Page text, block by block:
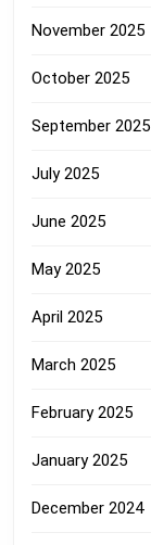
November 2025
October 2025
September 2025
July 2025
June 2025
May 2025
April 2025
March 2025
February 2025
January 2025
December 2024